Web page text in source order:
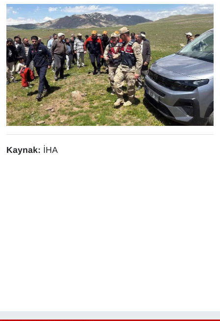
Kaynak: İHA
ONE EKONOMİ
POLİTİKA
Resmi İlanlar
RÖPORTAJ
SAĞLIK
Sinema - TV